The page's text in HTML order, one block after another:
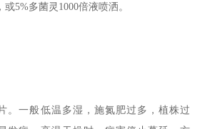
5%多菌灵1000倍液喷洒。
。一般低温多湿，施氮肥过多，植株过